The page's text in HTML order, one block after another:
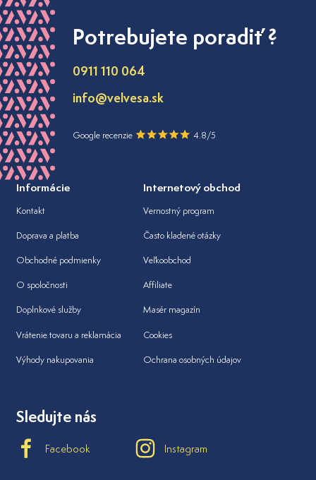
Potrebujete poradiť ?
0911 110 064
info@velvesa.sk
Google recenzie 4.8/5
Informácie
Kontakt
Doprava a platba
Obchodné podmienky
O spoločnosti
Doplnkové služby
Vrátenie tovaru a reklamácia
Výhody nakupovania
Internetový obchod
Vernostný program
Často kladené otázky
Veľkoobchod
Affiliate
Masér magazín
Cookies
Ochrana osobných údajov
Sledujte nás
Facebook Instagram